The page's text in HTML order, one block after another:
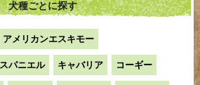
犬種ごとに探す
アメリカンエスキモー
パニエル キャバリア コーギー